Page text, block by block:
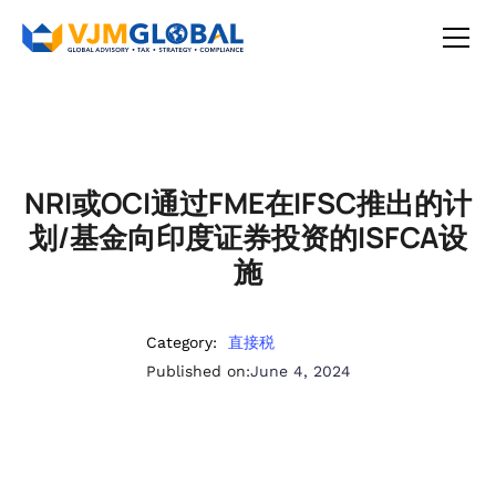
NRI或OCI通过FME在IFSC推出的计
划/基金向印度证券投资的ISFCA设
施
Category:
直接税
Published on:June 4, 2024